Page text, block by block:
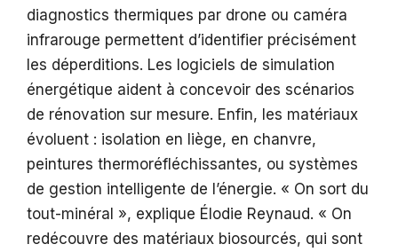
diagnostics thermiques par drone ou caméra
infrarouge permettent d’identifier précisément
les déperditions. Les logiciels de simulation
énergétique aident à concevoir des scénarios
de rénovation sur mesure. Enfin, les matériaux
évoluent : isolation en liège, en chanvre,
peintures thermoréfléchissantes, ou systèmes
de gestion intelligente de l’énergie. « On sort du
tout-minéral », explique Élodie Reynaud. « On
redécouvre des matériaux biosourcés, qui sont